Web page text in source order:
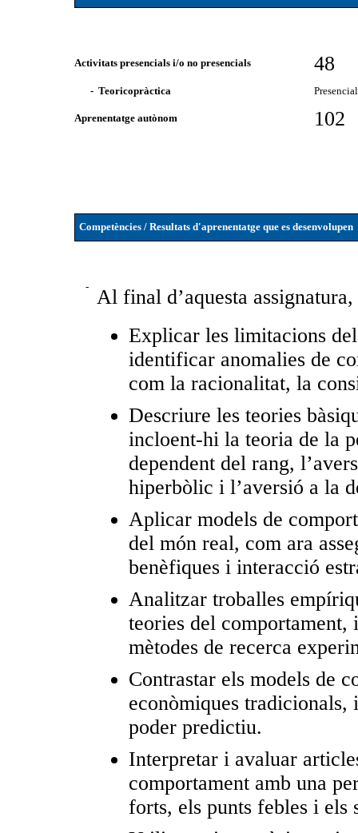
Activitats presencials i/o no presencials 48
- Teoricopràctica Presencial
Aprenentatge autònom 102
Competències / Resultats d'aprenentatge que es desenvolupen
-
Al final d’aquesta
Explicar les limitacions
identificar anomalies de
com la racionalitat, la
Descriure les teories
incloent-hi la teoria de la
dependent del rang,
hiperbòlic i l’aversió a la
Aplicar models de
del món real, com ara
benèfiques i interacció
Analitzar troballes
teories del comportament,
mètodes de recerca
Contrastar els models de
econòmiques
poder predictiu.
Interpretar i avaluar
comportament amb una
forts, els punts febles i els